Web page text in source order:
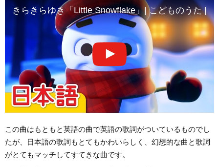
きらきらゆき「Little Snowflake」| こどものうた |
この曲はもともと英語の曲で英語の歌詞がついているものでし
たが、日本語の歌詞もとてもかわいらしく、幻想的な曲と歌詞
がとてもマッチしてすてきな曲です。